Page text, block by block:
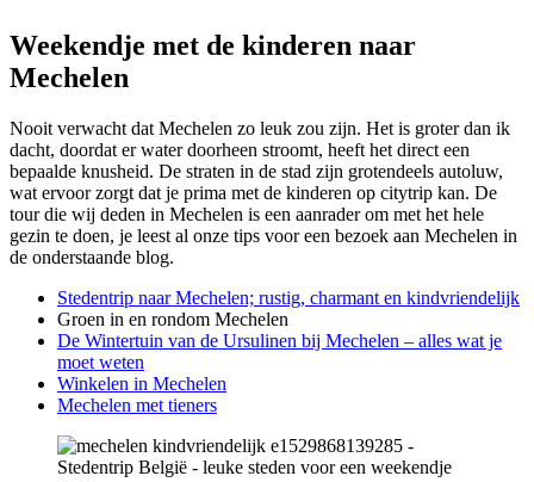
Weekendje met de kinderen naar
Mechelen
Nooit verwacht dat Mechelen zo leuk zou zijn. Het is groter dan ik
dacht, doordat er water doorheen stroomt, heeft het direct een
bepaalde knusheid. De straten in de stad zijn grotendeels autoluw,
wat ervoor zorgt dat je prima met de kinderen op citytrip kan. De
tour die wij deden in Mechelen is een aanrader om met het hele
gezin te doen, je leest al onze tips voor een bezoek aan Mechelen in
de onderstaande blog.
Stedentrip naar Mechelen; rustig, charmant en kindvriendelijk
Groen in en rondom Mechelen
De Wintertuin van de Ursulinen bij Mechelen – alles wat je
moet weten
Winkelen in Mechelen
Mechelen met tieners